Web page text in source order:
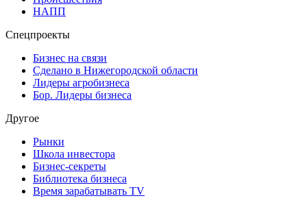
НАПП
Спецпроекты
Бизнес на связи
Сделано в Нижегородской области
Лидеры агробизнеса
Бор. Лидеры бизнеса
Другое
Рынки
Школа инвестора
Бизнес-секреты
Библиотека бизнеса
Время зарабатывать TV